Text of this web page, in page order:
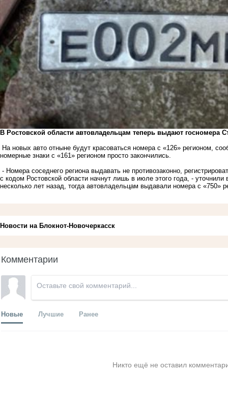
В Ростовской области автовладельцам теперь выдают госномера
На новых авто отныне будут красоваться номера с «126» регионом,
номерные знаки с «161» регионом просто закончились.
- Номера соседнего региона выдавать не противозаконно,
с кодом Ростовской области начнут лишь в июле этого года, -
несколько лет назад, тогда автовладельцам выдавали номера с «750»
Новости на Блoкнoт-Новочеркасск
Комментарии
Новые Лучшие Ранее
Никто ещё не оставил